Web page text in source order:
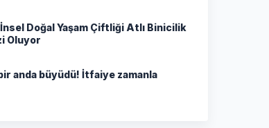
Doğal Yaşam Çiftliği Atlı Binicilik
Oluyor
anda büyüdü! İtfaiye zamanla